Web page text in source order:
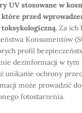
UV stosowane w
przed
. Za ich
Konsumentów
profil
dezinformacji w
unikanie ochrony
może prowadzić
fotostarzenia.